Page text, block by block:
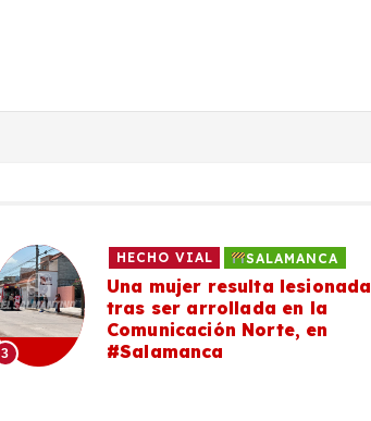
3
HECHO VIAL SALAMANCA
Una mujer resulta lesionada
tras ser arrollada en la
Comunicación Norte, en
#Salamanca